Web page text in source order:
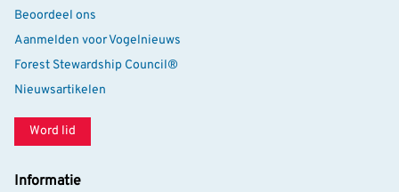
Beoordeel ons
Aanmelden voor Vogelnieuws
Forest Stewardship Council®
Nieuwsartikelen
Word lid
Informatie